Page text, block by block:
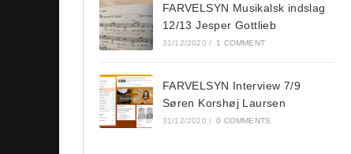
FARVELSYN Musikalsk indslag
12/13 Jesper Gottlieb
31/12/2020 / 1 COMMENT
FARVELSYN Interview 7/9
Søren Korshøj Laursen
31/12/2020 / 0 COMMENTS